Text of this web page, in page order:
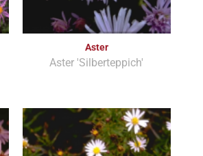
Aster
Aster 'Silberteppich'